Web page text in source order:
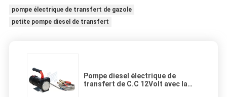
pompe électrique de transfert de gazole
petite pompe diesel de transfert
Pompe diesel électrique de
transfert de C.C 12Volt avec la